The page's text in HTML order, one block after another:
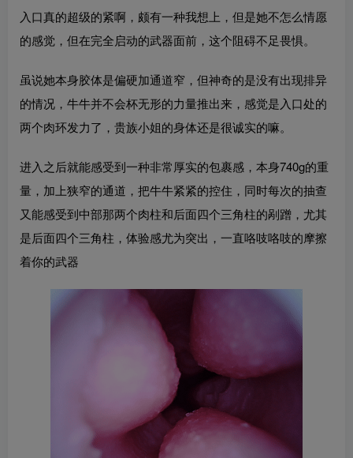
入口真的超级的紧啊，颇有一种我想上，但是她不怎么情愿
的感觉，但在完全启动的武器面前，这个阻碍不足畏惧。
虽说她本身胶体是偏硬加通道窄，但神奇的是没有出现排异
的情况，牛牛并不会杯无形的力量推出来，感觉是入口处的
两个肉环发力了，贵族小姐的身体还是很诚实的嘛。
进入之后就能感受到一种非常厚实的包裹感，本身740g的重
量，加上狭窄的通道，把牛牛紧紧的控住，同时每次的抽查
又能感受到中部那两个肉柱和后面四个三角柱的剐蹭，尤其
是后面四个三角柱，体验感尤为突出，一直咯吱咯吱的摩擦
着你的武器